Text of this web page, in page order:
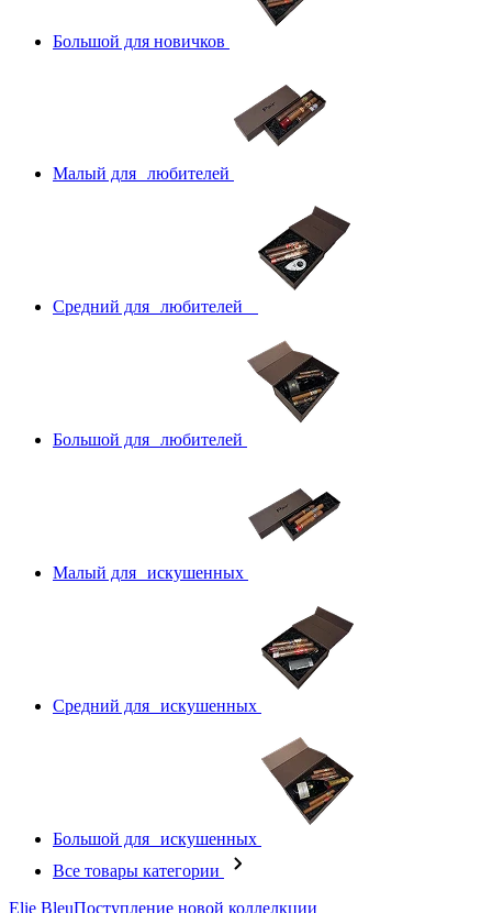
Большой для новичков
Малый для любителей
Средний для любителей
Большой для любителей
Малый для искушенных
Средний для искушенных
Большой для искушенных
Все товары категории
Elie BleuПоступление новой коллелкции